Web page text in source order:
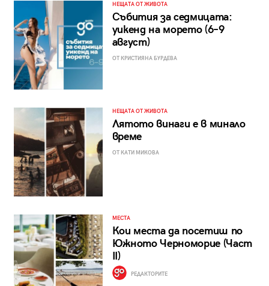
НЕЩАТА ОТ ЖИВОТА
Събития за седмицата:
уикенд на морето (6–9
август)
ОТ КРИСТИЯНА БУРДЕВА
НЕЩАТА ОТ ЖИВОТА
Лятото винаги е в минало
време
ОТ КАТИ МИКОВА
МЕСТА
Кои места да посетиш по
Южното Черноморие (Част
II)
РЕДАКТОРИТЕ